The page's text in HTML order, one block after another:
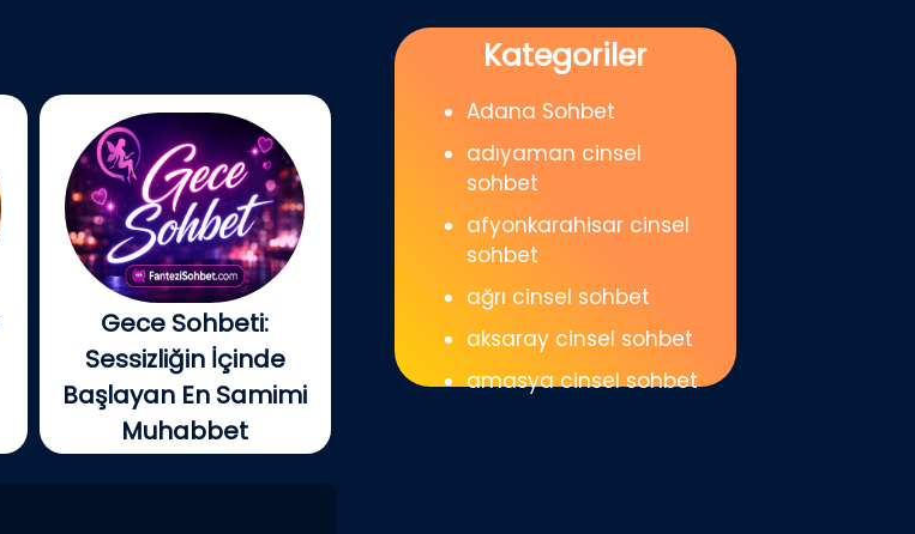
Gece Sohbeti:
Sessizliğin İçinde
Başlayan En Samimi
Muhabbet
Gecenin ilerleyen
Kategoriler
Adana Sohbet
adıyaman cinsel
sohbet
afyonkarahisar cinsel
sohbet
ağrı cinsel sohbet
aksaray cinsel sohbet
amasya cinsel sohbet